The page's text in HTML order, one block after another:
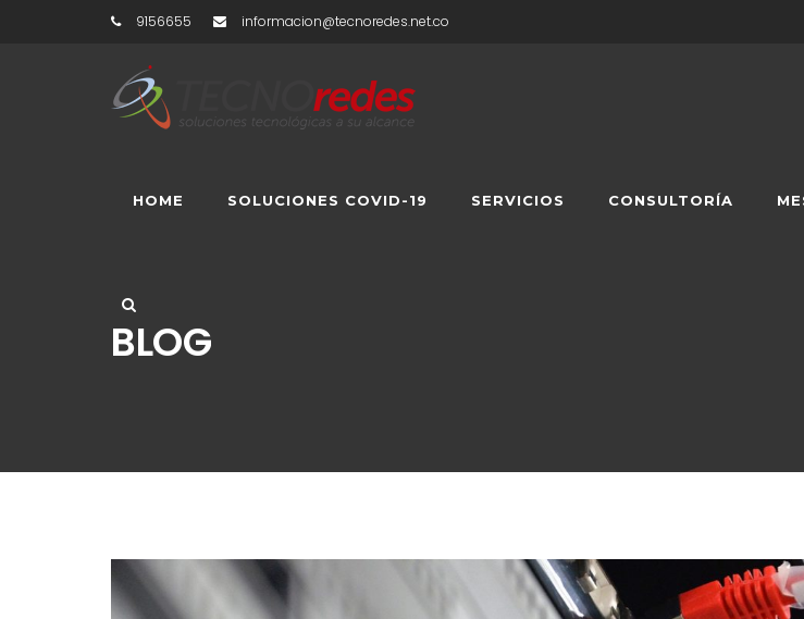
9156655 informacion@tecnoredes.net.co
HOME SOLUCIONES COVID-19 SERVICIOS CONSULTORÍA
BLOG